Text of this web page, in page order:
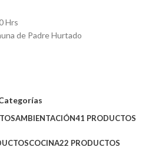
Hrs
de Padre Hurtado
AMBIENTACIÓN41 PRODUCTOS
COCINA22 PRODUCTOS